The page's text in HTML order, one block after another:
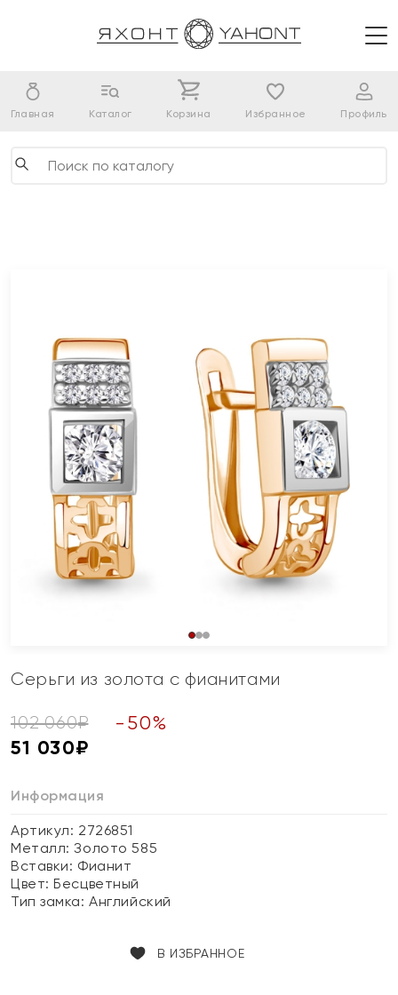
Главная Каталог Корзина Избранное Профиль
Серьги из золота с фианитами
102 060₽ - 50%
51 030₽
Информация
Артикул: 2726851
Металл:Золото 585
Вставки: Фианит
Цвет:Бесцветный
Тип замка:Английский
В ИЗБРАННОЕ